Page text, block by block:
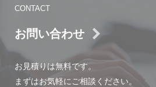
CONTACT
お問い合わせ
お見積りは無料です。
まずはお気軽にご相談ください。